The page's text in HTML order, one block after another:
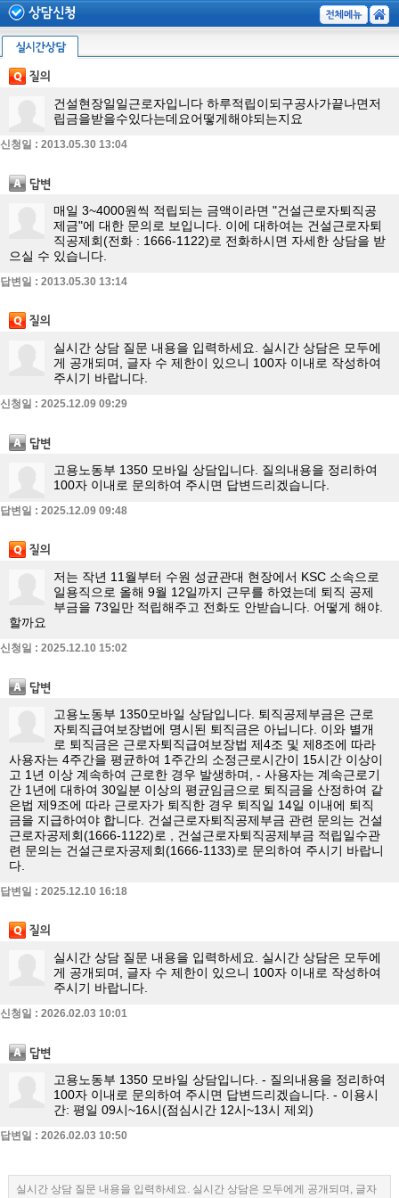
건설현장일일근로자입니다 하루적립이되구공사가끝나면저
립금을받을수있다는데요어떻게해야되는지요
신청일 : 2013.05.30 13:04
매일 3~4000원씩 적립되는 금액이라면 "건설근로자퇴직공
제금"에 대한 문의로 보입니다. 이에 대하여는 건설근로자퇴
직공제회(전화 : 1666-1122)로 전화하시면 자세한 상담을 받
으실 수 있습니다.
답변일 : 2013.05.30 13:14
실시간 상담 질문 내용을 입력하세요. 실시간 상담은 모두에
게 공개되며, 글자 수 제한이 있으니 100자 이내로 작성하여
주시기 바랍니다.
신청일 : 2025.12.09 09:29
고용노동부 1350 모바일 상담입니다. 질의내용을 정리하여
100자 이내로 문의하여 주시면 답변드리겠습니다.
답변일 : 2025.12.09 09:48
저는 작년 11월부터 수원 성균관대 현장에서 KSC 소속으로
일용직으로 올해 9월 12일까지 근무를 하였는데 퇴직 공제
부금을 73일만 적립해주고 전화도 안받습니다. 어떻게 해야.
할까요
신청일 : 2025.12.10 15:02
고용노동부 1350모바일 상담입니다. 퇴직공제부금은 근로
자퇴직급여보장법에 명시된 퇴직금은 아닙니다. 이와 별개
로 퇴직금은 근로자퇴직급여보장법 제4조 및 제8조에 따라
사용자는 4주간을 평균하여 1주간의 소정근로시간이 15시간 이상이
고 1년 이상 계속하여 근로한 경우 발생하며, - 사용자는 계속근로기
간 1년에 대하여 30일분 이상의 평균임금으로 퇴직금을 산정하여 같
은법 제9조에 따라 근로자가 퇴직한 경우 퇴직일 14일 이내에 퇴직
금을 지급하여야 합니다. 건설근로자퇴직공제부금 관련 문의는 건설
근로자공제회(1666-1122)로 , 건설근로자퇴직공제부금 적립일수관
련 문의는 건설근로자공제회(1666-1133)로 문의하여 주시기 바랍니
다.
답변일 : 2025.12.10 16:18
실시간 상담 질문 내용을 입력하세요. 실시간 상담은 모두에
게 공개되며, 글자 수 제한이 있으니 100자 이내로 작성하여
주시기 바랍니다.
신청일 : 2026.02.03 10:01
고용노동부 1350 모바일 상담입니다. - 질의내용을 정리하여
100자 이내로 문의하여 주시면 답변드리겠습니다. - 이용시
간: 평일 09시~16시(점심시간 12시~13시 제외)
답변일 : 2026.02.03 10:50